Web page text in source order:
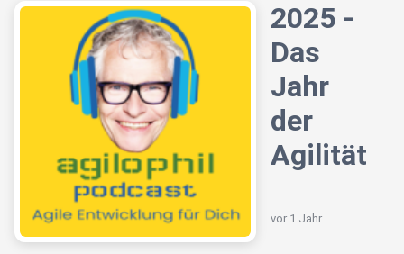
2025 -
Das
Jahr
der
Agilität
vor 1 Jahr